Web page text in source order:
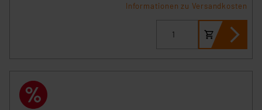
Informationen zu Versandkosten